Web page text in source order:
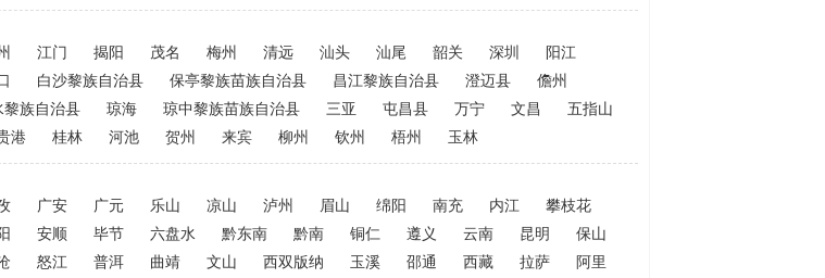
江门 揭阳 茂名 梅州 清远 汕头 汕尾 韶关 深圳
阳江
白沙黎族自治县 保亭黎族苗族自治县 昌江黎族自治县 澄迈县
儋州
黎族自治县 琼海 琼中黎族苗族自治县 三亚 屯昌县 万宁 文昌
五指山
港 桂林 河池 贺州 来宾 柳州 钦州 梧州 玉林
广安 广元 乐山 凉山 泸州 眉山 绵阳 南充 内江
攀枝花
安顺 毕节 六盘水 黔东南 黔南 铜仁 遵义 云南 昆明
保山
怒江 普洱 曲靖 文山 西双版纳 玉溪 邵通 西藏 拉萨
阿里